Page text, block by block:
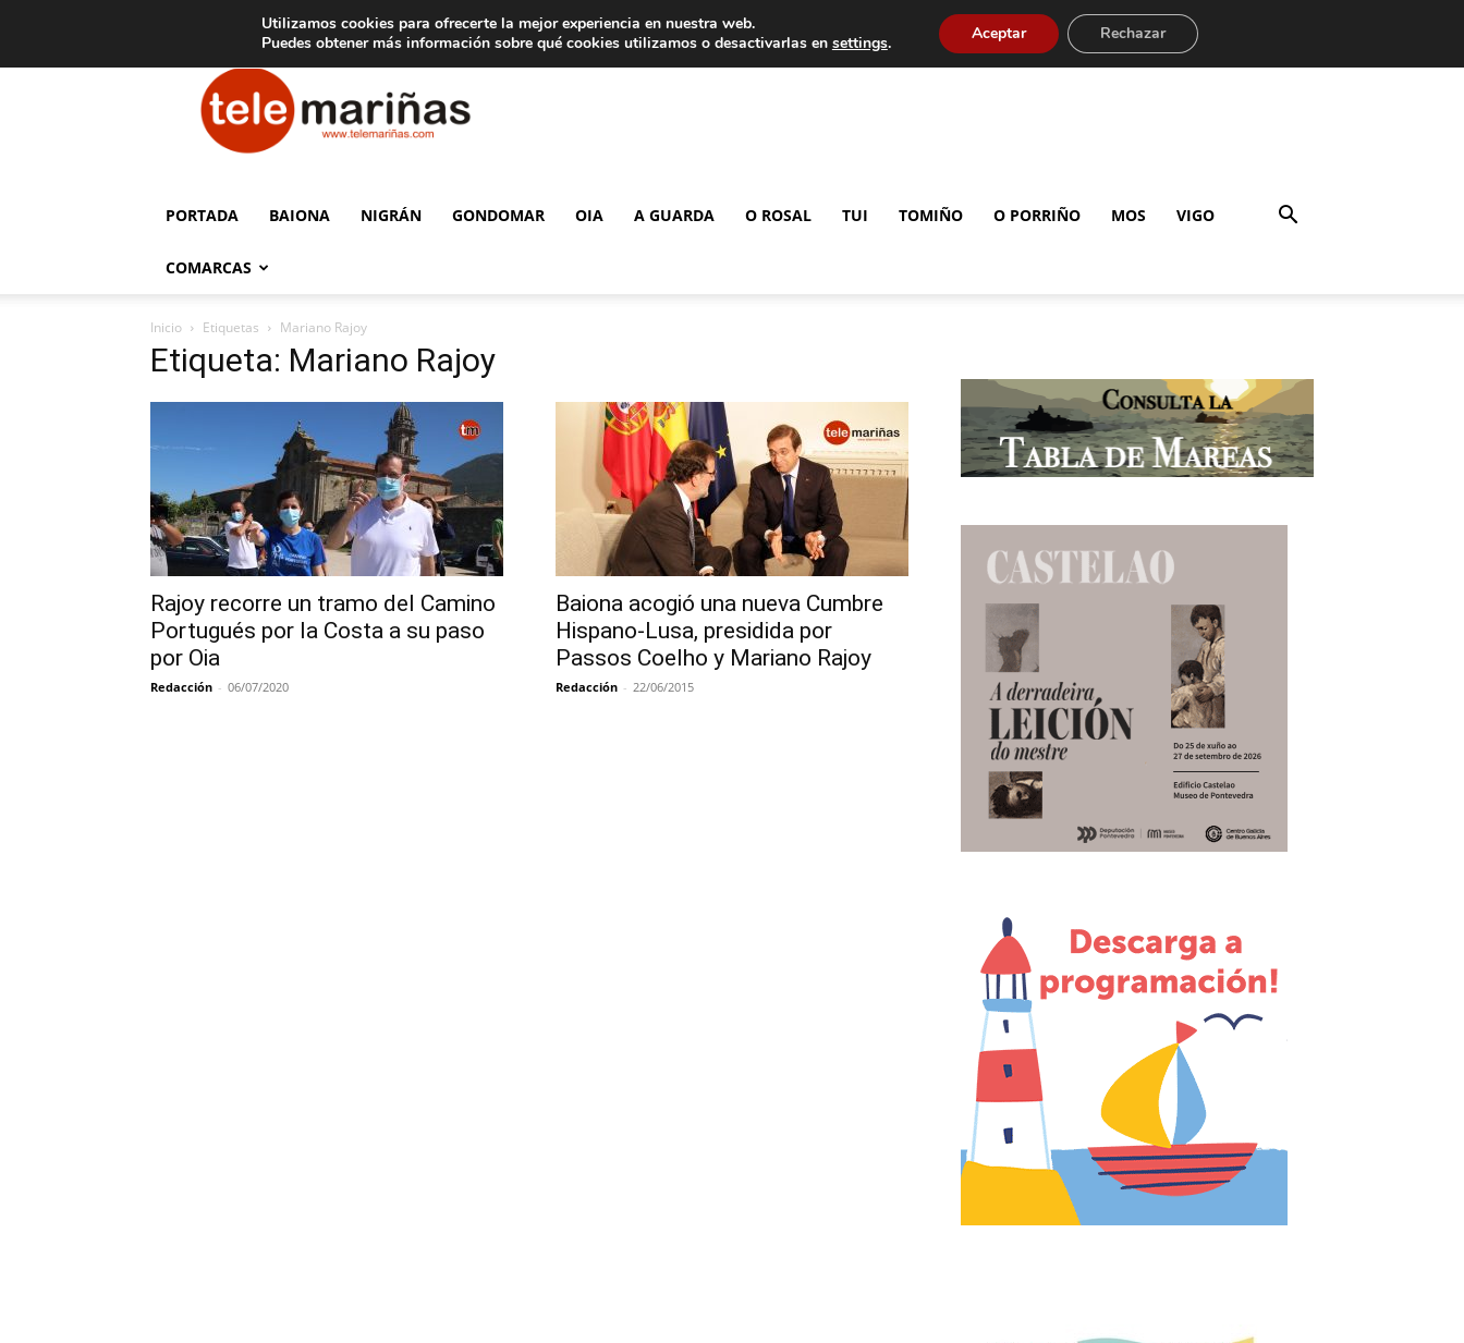
Aviso legal Tarifas de publicidad
Telemariñas
PORTADA BAIONA NIGRÁN GONDOMAR OIA A GUARDA O ROSAL TUI TOMIÑO O PORRIÑO MOS VIGO
COMARCAS
Inicio Etiquetas Mariano Rajoy
Etiqueta: Mariano Rajoy
Rajoy recorre un tramo del Camino
Portugués por la Costa a su paso
por Oia
Redacción - 06/07/2020
Baiona acogió una nueva Cumbre
Hispano-Lusa, presidida por
Passos Coelho y Mariano Rajoy
Redacción - 22/06/2015
Utilizamos cookies para ofrecerte la mejor experiencia en nuestra web.
Puedes obtener más información sobre qué cookies utilizamos o desactivarlas en settings. Aceptar Rechazar